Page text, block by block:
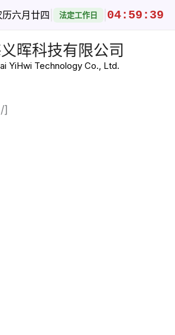
历六月廿四 法定工作日 04:59:39
义晖科技有限公司
YiHwi Technology Co., Ltd.
]